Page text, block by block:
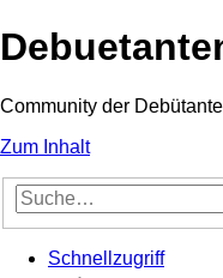
Community der
Zum Inhalt
Schnellzugriff